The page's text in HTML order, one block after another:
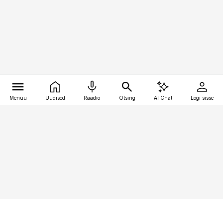
Menüü Uudised Raadio Otsing AI Chat Logi sisse